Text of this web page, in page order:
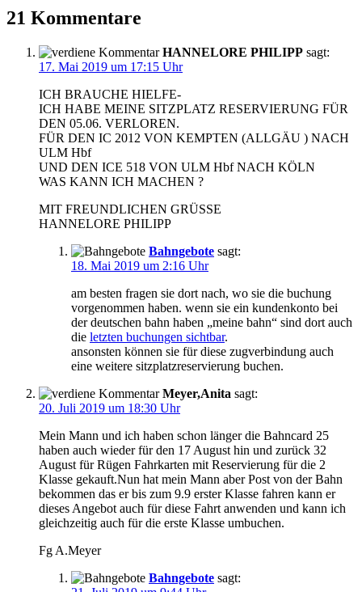
21 Kommentare
HANNELORE PHILIPP sagt:
17. Mai 2019 um 17:15 Uhr
ICH BRAUCHE HIELFE-
ICH HABE MEINE SITZPLATZ RESERVIERUNG FÜR
DEN 05.06. VERLOREN.
FÜR DEN IC 2012 VON KEMPTEN (ALLGÄU ) NACH
ULM Hbf
UND DEN ICE 518 VON ULM Hbf NACH KÖLN
WAS KANN ICH MACHEN ?
MIT FREUNDLICHEN GRÜSSE
HANNELORE PHILIPP
Bahngebote sagt:
18. Mai 2019 um 2:16 Uhr
am besten fragen sie dort nach, wo sie die buchung
vorgenommen haben. wenn sie ein kundenkonto bei
der deutschen bahn haben „meine bahn“ sind dort auch
die letzten buchungen sichtbar.
ansonsten können sie für diese zugverbindung auch
eine weitere sitzplatzreservierung buchen.
Meyer,Anita sagt:
20. Juli 2019 um 18:30 Uhr
Mein Mann und ich haben schon länger die Bahncard 25
haben auch wieder für den 17 August hin und zurück 32
August für Rügen Fahrkarten mit Reservierung für die 2
Klasse gekauft.Nun hat mein Mann aber Post von der Bahn
bekommen das er bis zum 9.9 erster Klasse fahren kann er
dieses Angebot auch für diese Fahrt anwenden und kann ich
gleichzeitig auch für die erste Klasse umbuchen.
Fg A.Meyer
Bahngebote sagt: